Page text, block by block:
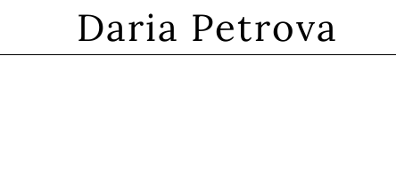
Daria Petrova